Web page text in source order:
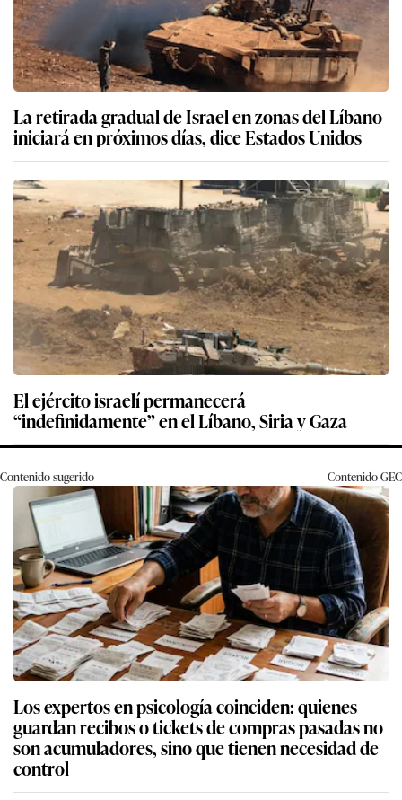
La retirada gradual de Israel en zonas del Líbano
iniciará en próximos días, dice Estados Unidos
El ejército israelí permanecerá
“indefinidamente” en el Líbano, Siria y Gaza
Contenido sugerido ContenidoGEC
Los expertos en psicología coinciden: quienes
guardan recibos o tickets de compras pasadas no
son acumuladores, sino que tienen necesidad de
control